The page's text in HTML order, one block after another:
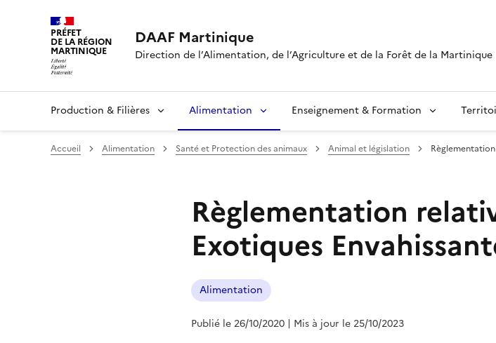
PRÉFET
DE LA RÉGION
MARTINIQUE
DAAF Martinique
Direction de l’Alimentation, de l’Agriculture et de la Forêt de la Martinique
Production & Filières Alimentation Enseignement & Formation
Accueil Alimentation Santé et Protection des animaux Animal et législation
Règlementation
Exotiques
Alimentation
Publié le 26/10/2020 | Mis à jour le 25/10/2023